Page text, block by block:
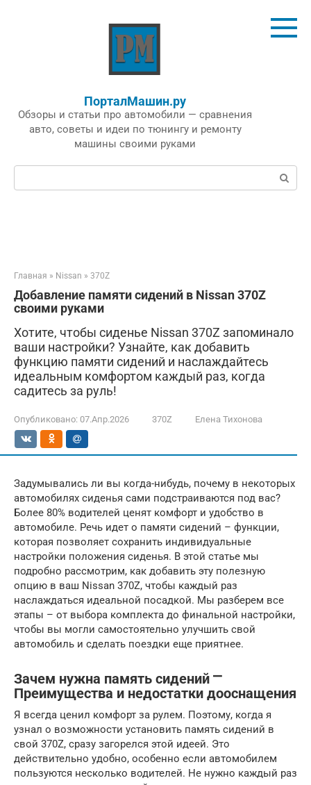
ПорталМашин.ру
Обзоры и статьи про автомобили — сравнения
авто, советы и идеи по тюнингу и ремонту
машины своими руками
Поиск:
Главная » Nissan » 370Z
Добавление памяти сидений в Nissan 370Z
своими руками
Хотите, чтобы сиденье Nissan 370Z запоминало
ваши настройки? Узнайте, как добавить
функцию памяти сидений и наслаждайтесь
идеальным комфортом каждый раз, когда
садитесь за руль!
Опубликовано: 07.Апр.2026 370Z Елена Тихонова
Задумывались ли вы когда-нибудь, почему в некоторых
автомобилях сиденья сами подстраиваются под вас?
Более 80% водителей ценят комфорт и удобство в
автомобиле. Речь идет о памяти сидений – функции,
которая позволяет сохранить индивидуальные
настройки положения сиденья. В этой статье мы
подробно рассмотрим, как добавить эту полезную
опцию в ваш Nissan 370Z, чтобы каждый раз
наслаждаться идеальной посадкой. Мы разберем все
этапы – от выбора комплекта до финальной настройки,
чтобы вы могли самостоятельно улучшить свой
автомобиль и сделать поездки еще приятнее.
Зачем нужна память сидений ⎻
Преимущества и недостатки дооснащения
Я всегда ценил комфорт за рулем. Поэтому, когда я
узнал о возможности установить память сидений в
свой 370Z, сразу загорелся этой идеей. Это
действительно удобно, особенно если автомобилем
пользуются несколько водителей. Не нужно каждый раз